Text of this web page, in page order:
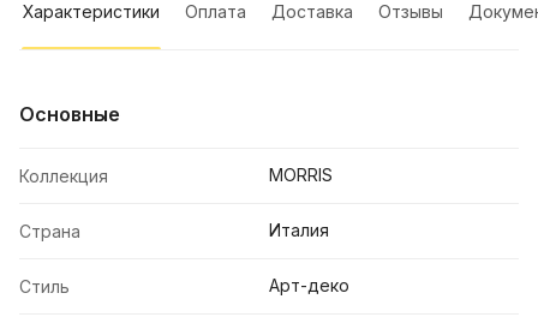
Характеристики Оплата Доставка Отзывы
Основные
Коллекция MORRIS
Страна Италия
Стиль Арт-деко